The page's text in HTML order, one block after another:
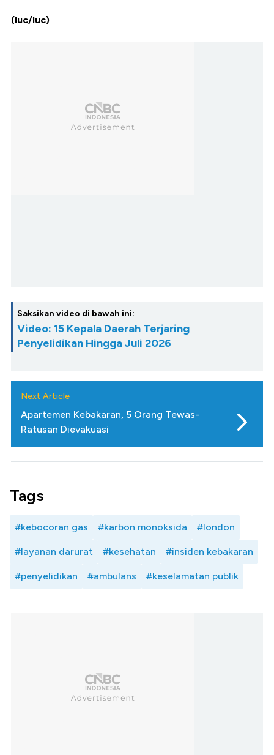
(luc/luc)
Saksikan video di bawah ini:
Video: 15 Kepala Daerah Terjaring
Penyelidikan Hingga Juli 2026
Next Article
Apartemen Kebakaran, 5 Orang Tewas-
Ratusan Dievakuasi
Tags
#kebocoran gas #karbon monoksida #london
#layanan darurat #kesehatan #insiden kebakaran
#penyelidikan #ambulans #keselamatan publik